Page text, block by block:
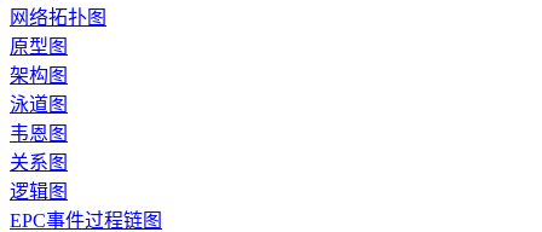
网络拓扑图
原型图
架构图
泳道图
韦恩图
关系图
逻辑图
EPC事件过程链图